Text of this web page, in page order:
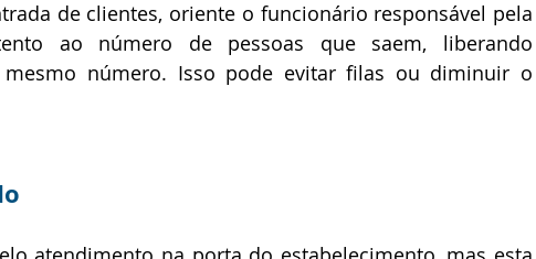
de clientes, oriente o funcionário responsável pela
ao número de pessoas que saem, liberando
número. Isso pode evitar filas ou diminuir o